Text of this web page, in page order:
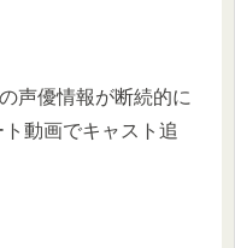
声優情報が断続的に
動画でキャスト追